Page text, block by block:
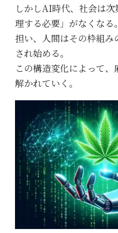
しかしAI時代、社会は
理する必要」がなくな
担い、人間はその枠組
され始める。
この構造変化によって
解かれていく。